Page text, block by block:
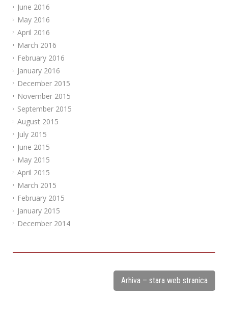
June 2016
May 2016
April 2016
March 2016
February 2016
January 2016
December 2015
November 2015
September 2015
August 2015
July 2015
June 2015
May 2015
April 2015
March 2015
February 2015
January 2015
December 2014
Arhiva – stara web stranica